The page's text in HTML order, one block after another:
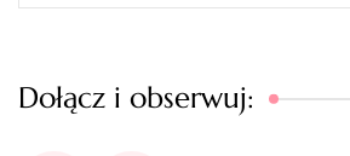
Dołącz i obserwuj: